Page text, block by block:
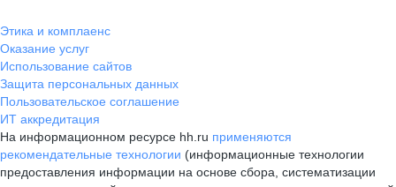
Этика и комплаенс
Оказание услуг
Использование сайтов
Защита персональных данных
Пользовательское соглашение
ИТ аккредитация
На информационном ресурсе hh.ru применяются
рекомендательные технологии (информационные технологии
предоставления информации на основе сбора, систематизации